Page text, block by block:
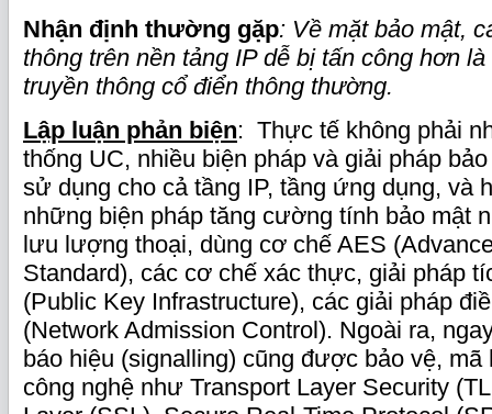
Nhận định thường gặp: Về mặt bảo mật,
thông trên nền tảng IP dễ bị tấn công hơn
truyền thông cổ điển thông thường.
Lập luận phản biện: Thực tế không phải
thống UC, nhiều biện pháp và giải pháp
sử dụng cho cả tầng IP, tầng ứng dụng, và
những biện pháp tăng cường tính bảo mật
lưu lượng thoại, dùng cơ chế AES
Standard), các cơ chế xác thực, giải pháp
(Public Key Infrastructure), các giải pháp
(Network Admission Control). Ngoài ra,
báo hiệu (signalling) cũng được bảo vệ, mã
công nghệ như Transport Layer Security